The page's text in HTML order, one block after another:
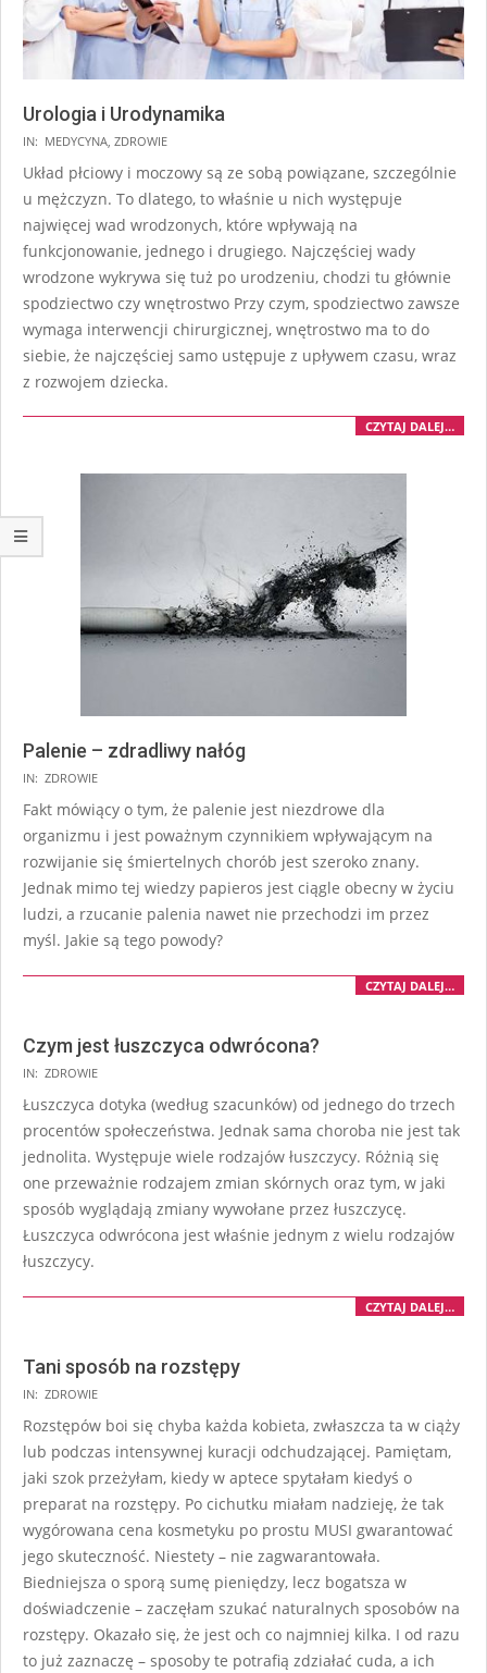
Urologia i Urodynamika
IN: MEDYCYNA ZDROWIE
Układ płciowy i moczowy są ze sobą powiązane, szczególnie
u mężczyzn. To dlatego, to właśnie u nich występuje
najwięcej wad wrodzonych, które wpływają na
funkcjonowanie, jednego i drugiego. Najczęściej wady
wrodzone wykrywa się tuż po urodzeniu, chodzi tu głównie
spodziectwo czy wnętrostwo Przy czym, spodziectwo zawsze
wymaga interwencji chirurgicznej, wnętrostwo ma to do
siebie, że najczęściej samo ustępuje z upływem czasu, wraz
z rozwojem dziecka.
CZYTAJ DALEJ…
Palenie – zdradliwy nałóg
IN: ZDROWIE
Fakt mówiący o tym, że palenie jest niezdrowe dla
organizmu i jest poważnym czynnikiem wpływającym na
rozwijanie się śmiertelnych chorób jest szeroko znany.
Jednak mimo tej wiedzy papieros jest ciągle obecny w życiu
ludzi, a rzucanie palenia nawet nie przechodzi im przez
myśl. Jakie są tego powody?
CZYTAJ DALEJ…
Czym jest łuszczyca odwrócona?
IN: ZDROWIE
Łuszczyca dotyka (według szacunków) od jednego do trzech
procentów społeczeństwa. Jednak sama choroba nie jest tak
jednolita. Występuje wiele rodzajów łuszczycy. Różnią się
one przeważnie rodzajem zmian skórnych oraz tym, w jaki
sposób wyglądają zmiany wywołane przez łuszczycę.
Łuszczyca odwrócona jest właśnie jednym z wielu rodzajów
łuszczycy.
CZYTAJ DALEJ…
Tani sposób na rozstępy
IN: ZDROWIE
Rozstępów boi się chyba każda kobieta, zwłaszcza ta w ciąży
lub podczas intensywnej kuracji odchudzającej. Pamiętam,
jaki szok przeżyłam, kiedy w aptece spytałam kiedyś o
preparat na rozstępy. Po cichutku miałam nadzieję, że tak
wygórowana cena kosmetyku po prostu MUSI gwarantować
jego skuteczność. Niestety – nie zagwarantowała.
Biedniejsza o sporą sumę pieniędzy, lecz bogatsza w
doświadczenie – zaczęłam szukać naturalnych sposobów na
rozstępy. Okazało się, że jest och co najmniej kilka. I od razu
to już zaznaczę – sposoby te potrafią zdziałać cuda, a ich